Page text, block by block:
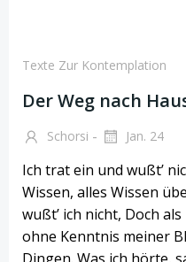
Texte Zur Kontemplation
Der Weg nach
Schorsi - Jan. 24
Ich trat ein und wußt’
Wissen, alles Wissen
wußt’ ich nicht, Doch
ohne Kenntnis meiner